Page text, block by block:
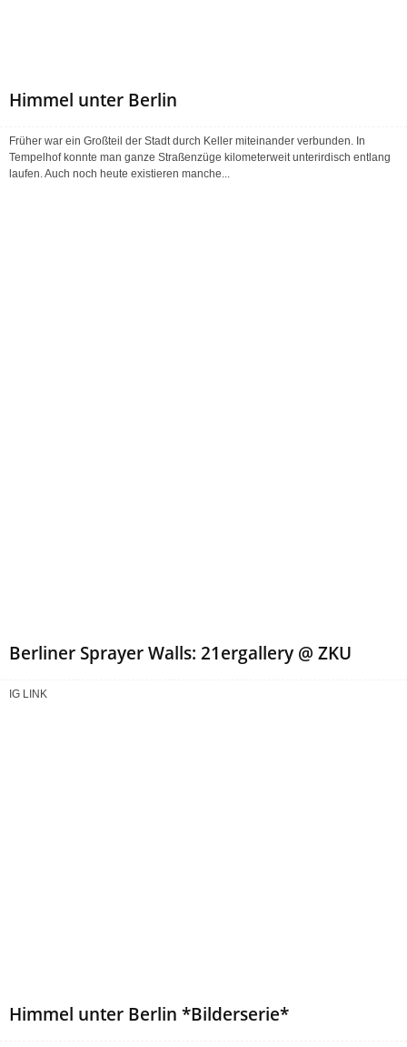
Himmel unter Berlin
Früher war ein Großteil der Stadt durch Keller miteinander verbunden. In
Tempelhof konnte man ganze Straßenzüge kilometerweit unterirdisch entlang
laufen. Auch noch heute existieren manche...
Berliner Sprayer Walls: 21ergallery @ ZKU
IG LINK
Himmel unter Berlin *Bilderserie*